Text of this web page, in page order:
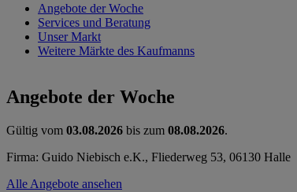
Angebote der Woche
Services und Beratung
Unser Markt
Weitere Märkte des Kaufmanns
Angebote der Woche
Gültig vom 03.08.2026 bis zum 08.08.2026.
Firma: Guido Niebisch e.K., Fliederweg 53, 06130 Halle
Alle Angebote ansehen